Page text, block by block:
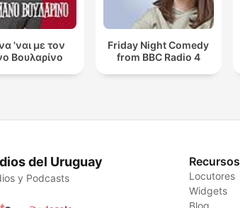
'ναι με τον
Βουλαρίνο
Friday Night Comedy
from BBC Radio 4
del Uruguay
y Podcasts
Recursos
Locutores
Widgets
Blog